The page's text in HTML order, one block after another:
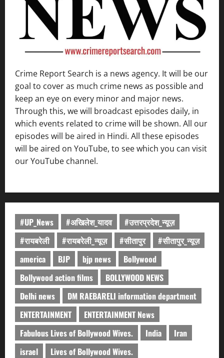
Crime Report Search is a news agency. It will be our
goal to cover as much crime news as possible and
keep an eye on every minor and major news.
Through this, we will broadcast episodes daily, in
which events related to crime will be shown. All our
episodes will be aired in Hindi. All these episodes
will be aired on YouTube, to see which you can visit
our YouTube channel.
#UP_News #अखिलेश_यादव
#उत्तरप्रदेश_न्यूज़
#रायबरेली
#रायबरेली_न्यूज़ #सीतापुर
#सीतापुर_न्यूज़
america
BJP bjp news
Bollywood
Bollywood action films
BOLLYWOOD NEWS
Delhi news
DM RAEBARELI information department
ENTERTAINMENT
ENTERTAINMENT News
Fabulous Lives of Bollywood Wives.
India
Iran
israel
Lives of Bollywood Wives.